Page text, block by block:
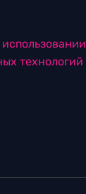
технологий